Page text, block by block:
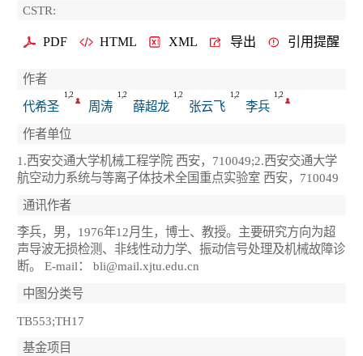
CSTR:
PDF HTML XML 导出 引用提醒
作者
代希圣
1,2
周涛
1,2
薛超龙
1,2
张云飞
1,2
李兵
1,2
作者单位
1.西安交通大学机械工程学院 西安，710049;2.西安交通大学
航空动力系统与等离子体技术全国重点实验室 西安，710049
通讯作者
李兵，男，1976年12月生，博士、教授。主要研究方向为超
声导波无损检测、非线性动力学、振动信号处理及机械故障诊
断。 E-mail： bli@mail.xjtu.edu.cn
中图分类号
TB553;TH17
基金项目